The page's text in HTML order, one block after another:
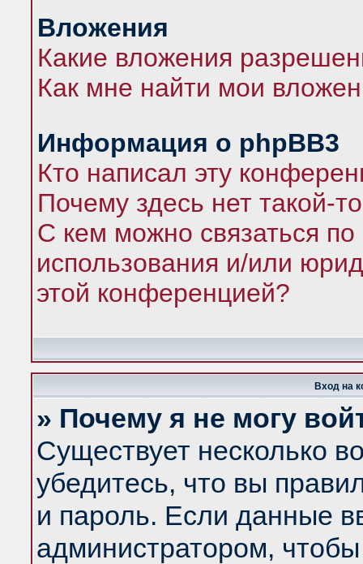
Вложения
Какие вложения
Как мне найти мои
Информация о phpBB3
Кто написал эту
Почему здесь нет такой-
С кем можно связаться по
использования и/или
этой конференцией?
Вход на
» Почему я не могу
Существует несколько
убедитесь, что вы
и пароль. Если данные
администратором,